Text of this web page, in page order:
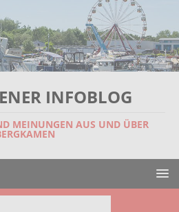
INFOBLOG
MEINUNGEN AUS UND ÜBER